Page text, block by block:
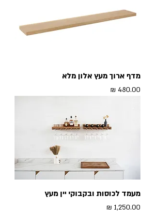
מדף ארוך מעץ אלון מלא
מחיר
מעמד לכוסות ובקבוקי יין מעץ
מחיר